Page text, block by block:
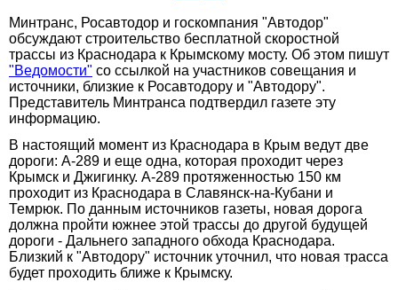
Минтранс, Росавтодор и госкомпания "Автодор"
обсуждают строительство бесплатной скоростной
трассы из Краснодара к Крымскому мосту. Об этом пишут
"Ведомости" со ссылкой на участников совещания и
источники, близкие к Росавтодору и "Автодору".
Представитель Минтранса подтвердил газете эту
информацию.
В настоящий момент из Краснодара в Крым ведут две
дороги: А-289 и еще одна, которая проходит через
Крымск и Джигинку. А-289 протяженностью 150 км
проходит из Краснодара в Славянск-на-Кубани и
Темрюк. По данным источников газеты, новая дорога
должна пройти южнее этой трассы до другой будущей
дороги - Дальнего западного обхода Краснодара.
Близкий к "Автодору" источник уточнил, что новая трасса
будет проходить ближе к Крымску.